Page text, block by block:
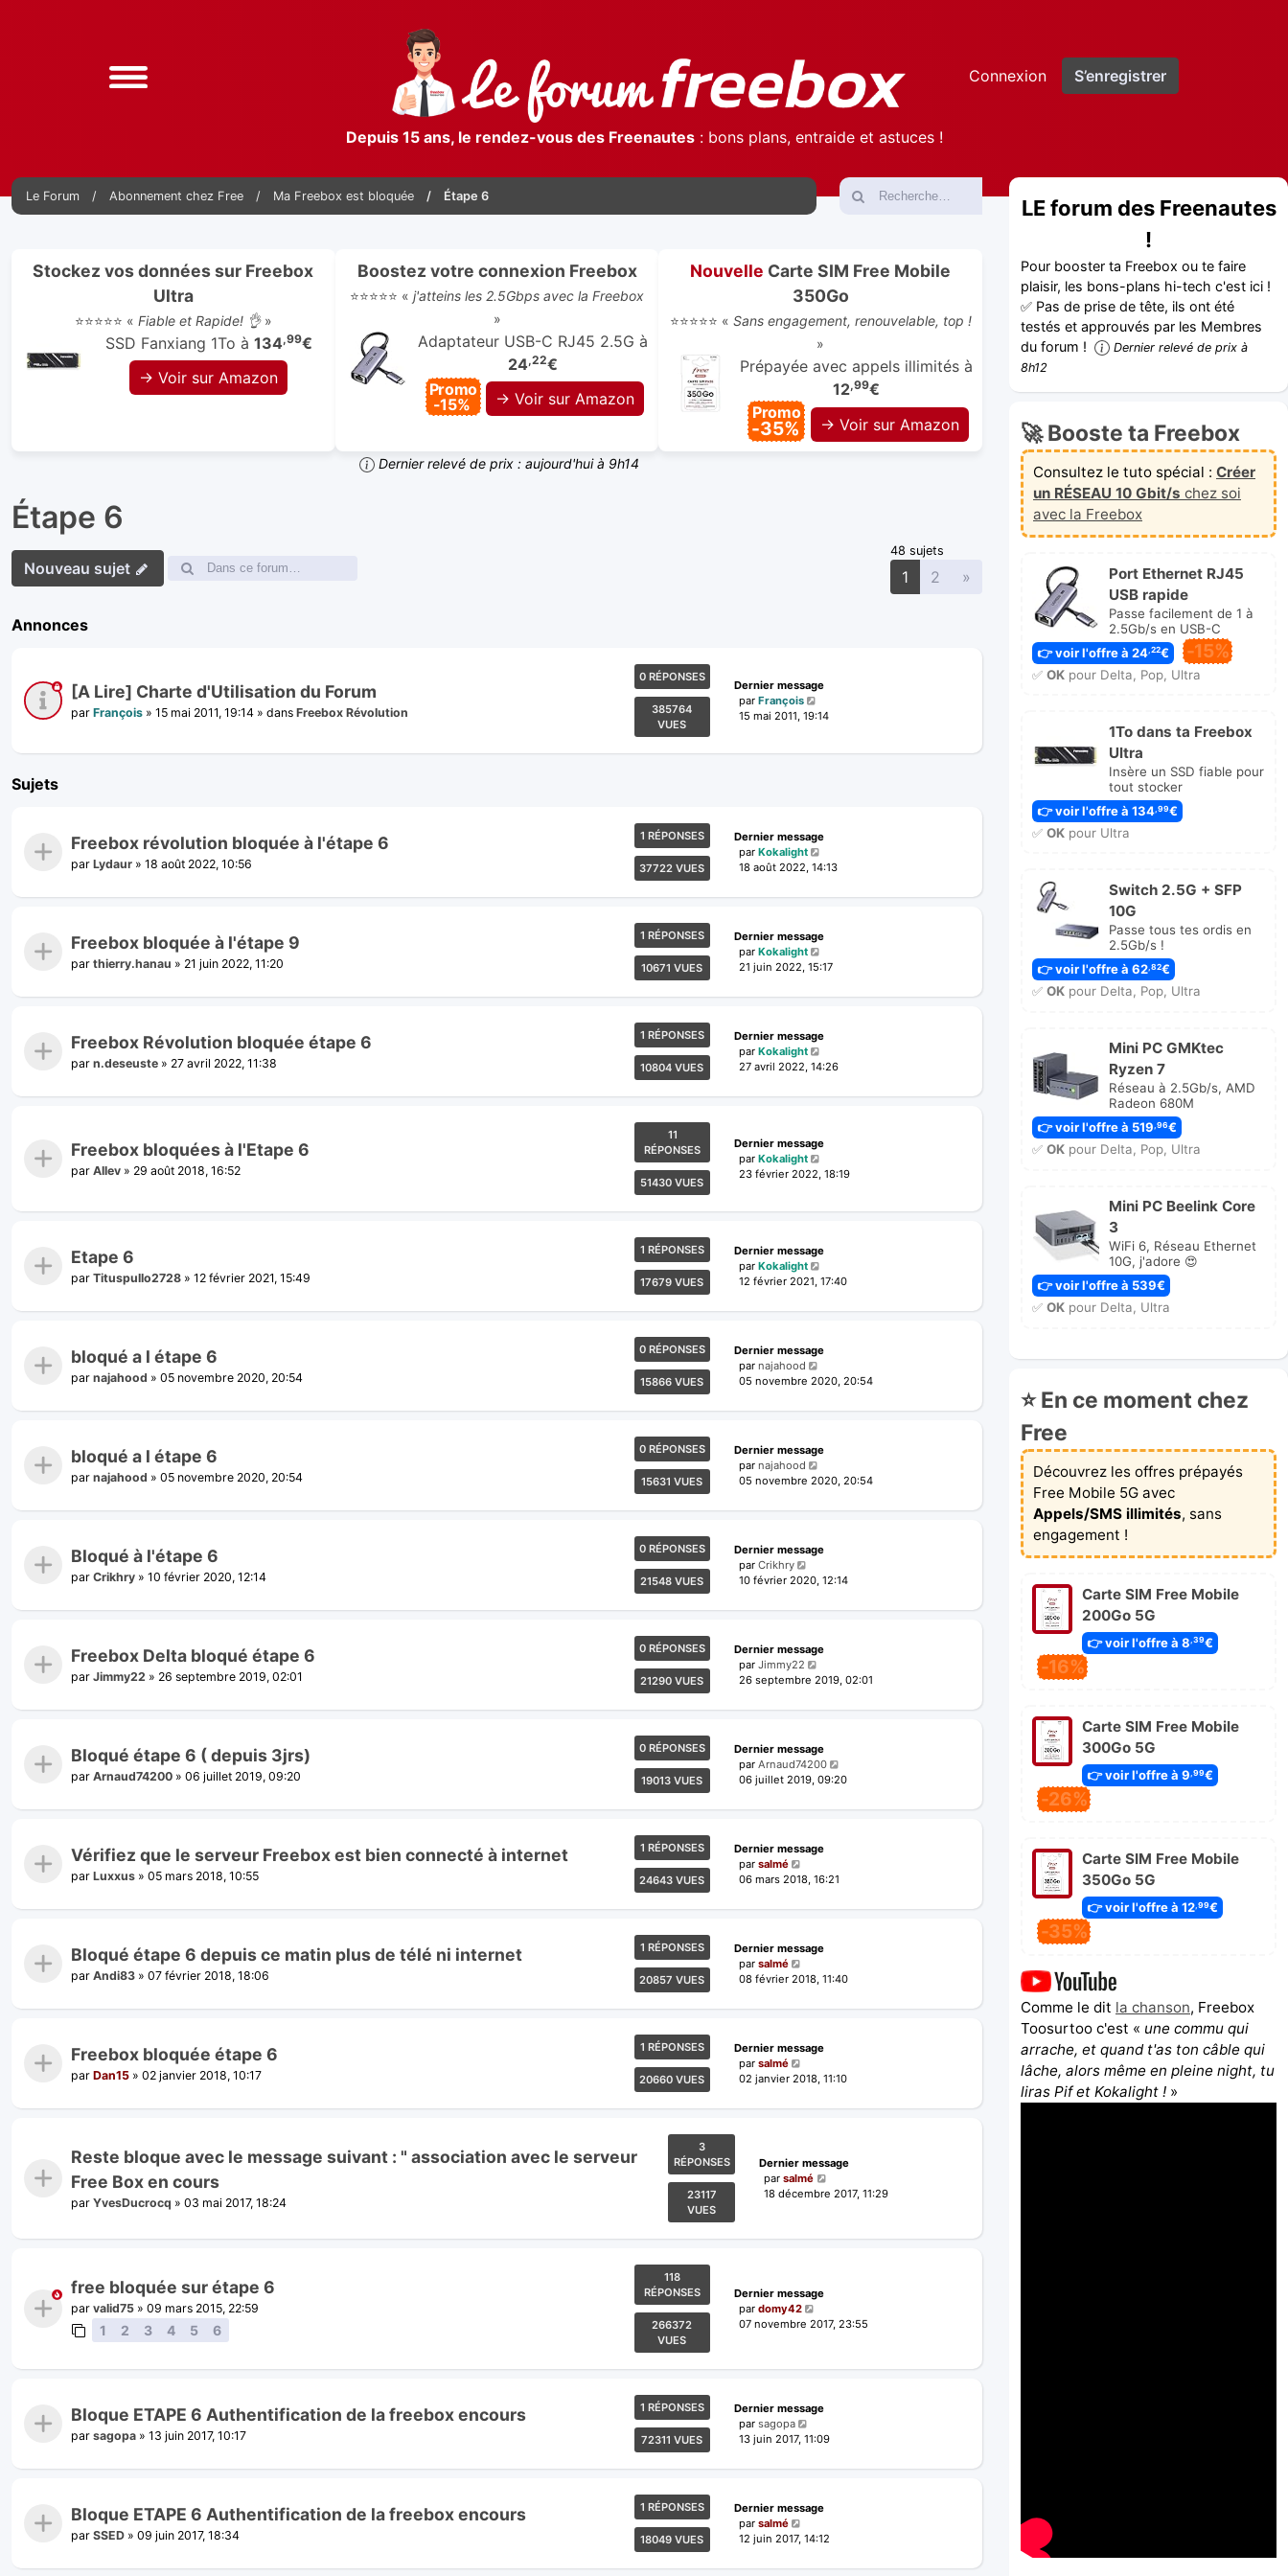
Connexion S’enregistrer
Depuis 15 ans, le rendez-vous des Freenautes: bons plans, entraide et astuces !
Le Forum Abonnement chez Free Ma Freebox est bloquée Étape 6
Stockez vos données sur Freebox
Ultra
⭐⭐⭐⭐⭐ « Fiable et Rapide! 👌»
SSD Fanxiang 1To à 134,99€
→ Voir sur Amazon
Boostez votre connexion Freebox
⭐⭐⭐⭐⭐ « j'atteins les 2.5Gbps avec la Freebox
»
Adaptateur USB-C RJ45 2.5G à
24,22€
Promo
-15%
→ Voir sur Amazon
Nouvelle Carte SIM Free Mobile
350Go
⭐⭐⭐⭐⭐ « Sans engagement, renouvelable, top !
»
Prépayée avec appels illimités à
12,99€
Promo
-35% → Voir sur Amazon
Dernier relevé de prix : aujourd'hui à 9h14
Étape 6
Nouveau sujet
48 sujets
1 2 »
Annonces
[A Lire] Charte d'Utilisation du Forum
par François » 15 mai 2011, 19:14 » dans Freebox Révolution
0 RÉPONSES
385764
VUES
Dernier message
par François
15 mai 2011, 19:14
Sujets
Freebox révolution bloquée à l'étape 6
par Lydaur » 18 août 2022, 10:56
1 RÉPONSES
37722 VUES
Dernier message
par Kokalight
18 août 2022, 14:13
Freebox bloquée à l'étape 9
par thierry.hanau » 21 juin 2022, 11:20
1 RÉPONSES
10671 VUES
Dernier message
par Kokalight
21 juin 2022, 15:17
Freebox Révolution bloquée étape 6
par n.deseuste » 27 avril 2022, 11:38
1 RÉPONSES
10804 VUES
Dernier message
par Kokalight
27 avril 2022, 14:26
Freebox bloquées à l'Etape 6
par Allev » 29 août 2018, 16:52
11
RÉPONSES
51430 VUES
Dernier message
par Kokalight
23 février 2022, 18:19
Etape 6
par Tituspullo2728 » 12 février 2021, 15:49
1 RÉPONSES
17679 VUES
Dernier message
par Kokalight
12 février 2021, 17:40
bloqué a l étape 6
par najahood » 05 novembre 2020, 20:54
0 RÉPONSES
15866 VUES
Dernier message
par najahood
05 novembre 2020, 20:54
bloqué a l étape 6
par najahood » 05 novembre 2020, 20:54
0 RÉPONSES
15631 VUES
Dernier message
par najahood
05 novembre 2020, 20:54
Bloqué à l'étape 6
par Crikhry » 10 février 2020, 12:14
0 RÉPONSES
21548 VUES
Dernier message
par Crikhry
10 février 2020, 12:14
Freebox Delta bloqué étape 6
par Jimmy22 » 26 septembre 2019, 02:01
0 RÉPONSES
21290 VUES
Dernier message
par Jimmy22
26 septembre 2019, 02:01
Bloqué étape 6 ( depuis 3jrs)
par Arnaud74200 » 06 juillet 2019, 09:20
0 RÉPONSES
19013 VUES
Dernier message
par Arnaud74200
06 juillet 2019, 09:20
Vérifiez que le serveur Freebox est bien connecté à internet
par Luxxus » 05 mars 2018, 10:55
1 RÉPONSES
24643 VUES
Dernier message
par salmé
06 mars 2018, 16:21
Bloqué étape 6 depuis ce matin plus de télé ni internet
par Andi83 » 07 février 2018, 18:06
1 RÉPONSES
20857 VUES
Dernier message
par salmé
08 février 2018, 11:40
Freebox bloquée étape 6
par Dan15 » 02 janvier 2018, 10:17
1 RÉPONSES
20660 VUES
Dernier message
par salmé
02 janvier 2018, 11:10
Reste bloque avec le message suivant : " association avec le serveur
Free Box en cours
par YvesDucrocq » 03 mai 2017, 18:24
3
RÉPONSES
23117
VUES
Dernier message
parsalmé
18 décembre 2017, 11:29
free bloquée sur étape 6
par valid75 » 09 mars 2015, 22:59
1 2 3 4 5 6
118
RÉPONSES
266372
VUES
Dernier message
par domy42
07 novembre 2017, 23:55
Bloque ETAPE 6 Authentification de la freebox encours
par sagopa » 13 juin 2017, 10:17
1 RÉPONSES
72311 VUES
Dernier message
par sagopa
13 juin 2017, 11:09
Bloque ETAPE 6 Authentification de la freebox encours
par SSED » 09 juin 2017, 18:34
1 RÉPONSES
18049 VUES
Dernier message
par salmé
12 juin 2017, 14:12
LE forum des Freenautes
!
Pour booster ta Freebox ou te faire
plaisir, les bons-plans hi-tech c'est ici !
✅ Pas de prise de tête, ils ont été
testés et approuvés par les Membres
du forum !
Dernier relevé de prix à
8h12
🚀 Booste ta Freebox
Consultez le tuto spécial : Créer
un RÉSEAU 10 Gbit/s chez soi
avec la Freebox
Port Ethernet RJ45
USB rapide
Passe facilement de 1 à
2.5Gb/s en USB-C
👉 voir l'offre à 24,22€ -15%
✅ OKpour Delta, Pop, Ultra
1To dans ta Freebox
Ultra
Insère un SSD fiable pour
tout stocker
👉 voir l'offre à 134 ,99€
✅ OKpour Ultra
Switch 2.5G + SFP
10G
Passe tous tes ordis en
2.5Gb/s !
👉 voir l'offre à 62,82€
✅ OKpour Delta, Pop, Ultra
Mini PC GMKtec
Ryzen 7
Réseau à 2.5Gb/s, AMD
Radeon 680M
👉 voir l'offre à 519,96€
✅ OKpour Delta, Pop, Ultra
Mini PC Beelink Core
3
WiFi 6, Réseau Ethernet
10G, j'adore 😍
👉 voir l'offre à 539€
✅ OKpour Delta, Ultra
⭐ En ce moment chez
Free
Découvrez les offres prépayés
Free Mobile 5G avec
Appels/SMS illimités, sans
engagement !
Carte SIM Free Mobile
200Go 5G
👉 voir l'offre à 8,39€
-16%
Carte SIM Free Mobile
300Go 5G
👉 voir l'offre à 9 ,99€
-26%
Carte SIM Free Mobile
350Go 5G
👉 voir l'offre à 12,99€
-35%
Comme le dit la chanson, Freebox
Toosurtoo c'est « une commu qui
arrache, et quand t'as ton câble qui
lâche, alors même en pleine night, tu
liras Pif et Kokalight ! »